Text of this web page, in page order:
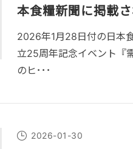
本食糧新聞に掲載
2026年1月28日付の日本
立25周年記念イベント『
のヒ･･･
2026-01-30